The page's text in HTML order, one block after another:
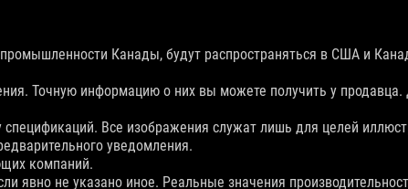
Канады, будут распространяться в США и
Точную информацию о них вы можете получить у продавца.
спецификаций. Все изображения служат лишь для целей
уведомления.
компаний.
явно не указано иное. Реальные значения